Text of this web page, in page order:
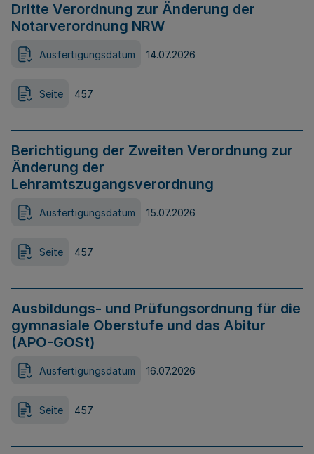
Dritte Verordnung zur Änderung der
Notarverordnung NRW
Ausfertigungsdatum 14.07.2026
Seite 457
Berichtigung der Zweiten Verordnung zur
Änderung der
Lehramtszugangsverordnung
Ausfertigungsdatum 15.07.2026
Seite 457
Ausbildungs- und Prüfungsordnung für die
gymnasiale Oberstufe und das Abitur
(APO-GOSt)
Ausfertigungsdatum 16.07.2026
Seite 457